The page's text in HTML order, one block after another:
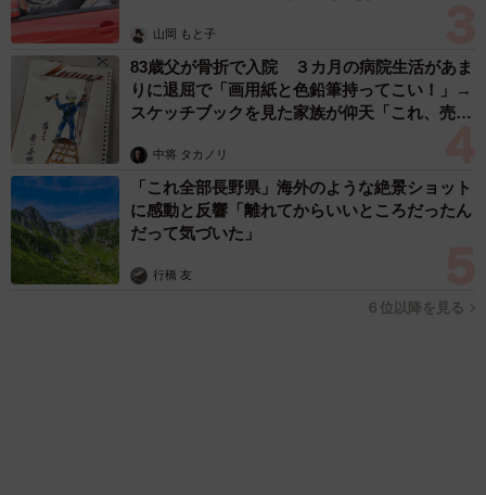
「明日ひま？」 知り合いから唐突なメッセージ 用件次第で断
ることもできる賢い返信文とは？【漫画】
海川 まこと
2026.08.06
飼い主が食べているヨーグルトをもらえなかっ